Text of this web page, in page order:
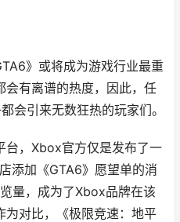
》或将成为游戏行业最重
会有离谱的热度，因此，任
会引来无数狂热的玩家们。
，Xbox官方仅是发布了一
添加《GTA6》愿望单的消
量，成为了Xbox品牌在该
为对比，《极限竞速：地平